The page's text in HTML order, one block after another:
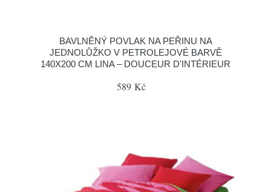
BAVLNĚNÝ POVLAK NA PEŘINU NA
JEDNOLŮŽKO V PETROLEJOVÉ BARVĚ
140X200 CM LINA – DOUCEUR D'INTÉRIEUR
589 Kč